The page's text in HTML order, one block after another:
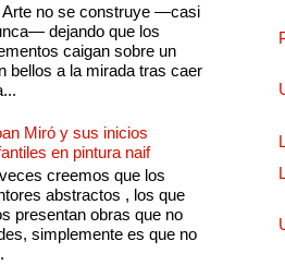
Arte no se construye —casi
dejando que los
caigan sobre un
bellos a la mirada tras caer
Miró y sus inicios
en pintura naif
creemos que los
abstractos , los que
presentan obras que no
simplemente es que no